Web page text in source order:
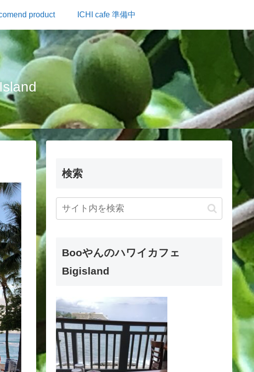
product ICHI cafe 準備中
検索
Booやんのハワイカフェ
Bigisland